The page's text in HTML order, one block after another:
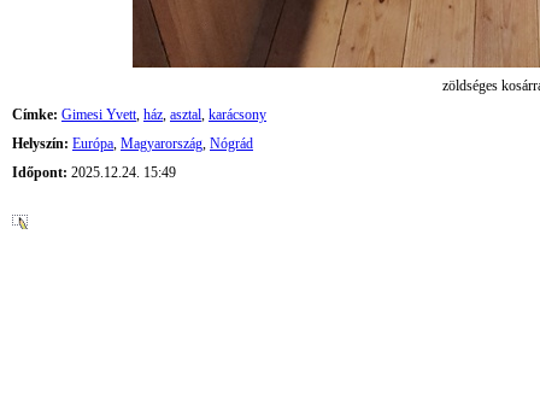
zöldséges
Címke: Gimesi Yvett, ház, asztal, karácsony
Helyszín: Európa, Magyarország, Nógrád
Időpont: 2025.12.24. 15:49